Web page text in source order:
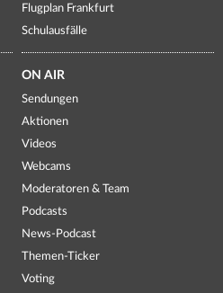
Flugplan Frankfurt
Schulausfälle
ON AIR
Sendungen
Aktionen
Videos
Webcams
Moderatoren & Team
Podcasts
News-Podcast
Themen-Ticker
Voting